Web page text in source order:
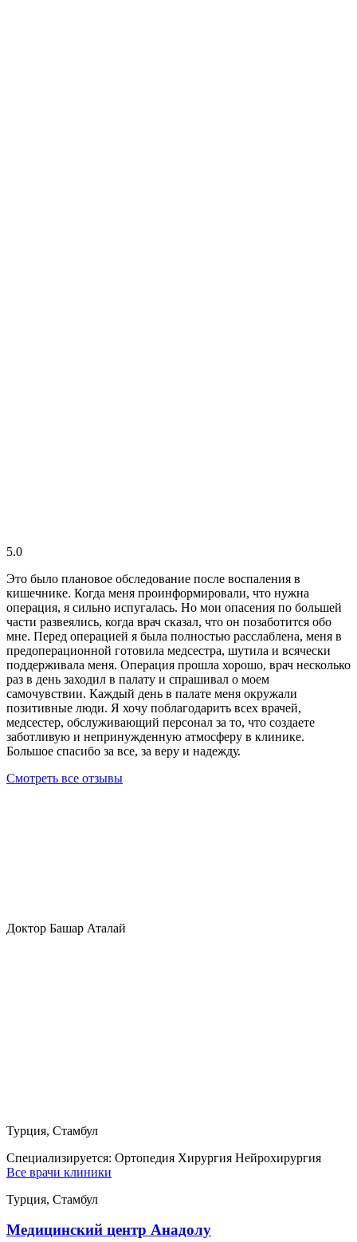
5.0
Это было плановое обследование после воспаления в
кишечнике. Когда меня проинформировали, что нужна
операция, я сильно испугалась. Но мои опасения по большей
части развеялись, когда врач сказал, что он позаботится обо
мне. Перед операцией я была полностью расслаблена, меня в
предоперационной готовила медсестра, шутила и всячески
поддерживала меня. Операция прошла хорошо, врач несколько
раз в день заходил в палату и спрашивал о моем
самочувствии. Каждый день в палате меня окружали
позитивные люди. Я хочу поблагодарить всех врачей,
медсестер, обслуживающий персонал за то, что создаете
заботливую и непринужденную атмосферу в клинике.
Большое спасибо за все, за веру и надежду.
Смотреть все отзывы
Доктор Башар Аталай
Турция, Стамбул
Специализируется: Ортопедия Хирургия Нейрохирургия
Все врачи клиники
Турция, Стамбул
Медицинский центр Анадолу